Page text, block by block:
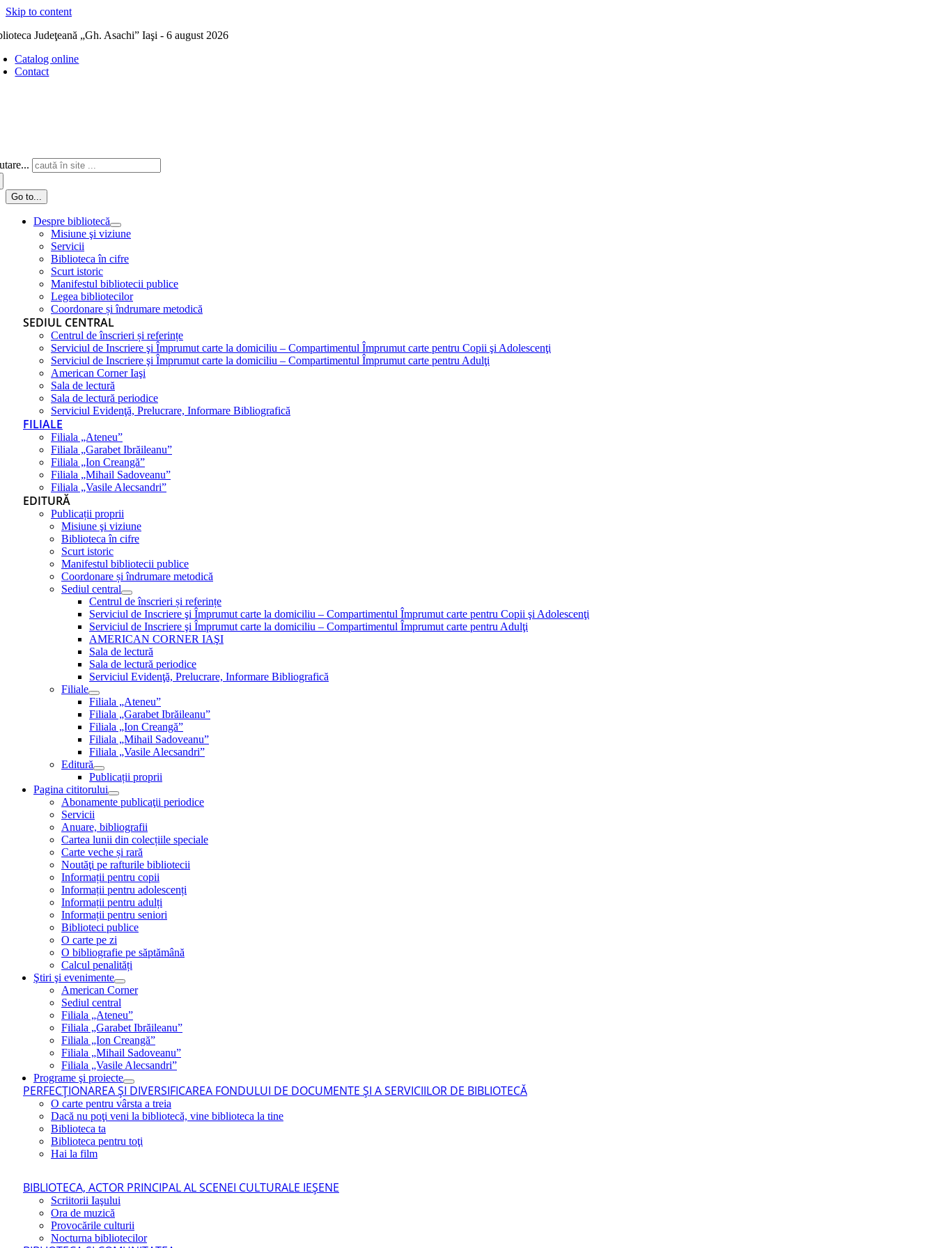
Skip to content
Judeţeană „Gh. Asachi” Iaşi - 6 august 2026
Catalog online
Contact
Go to...
Despre bibliotecă
Misiune şi viziune
Servicii
Biblioteca în cifre
Scurt istoric
Manifestul bibliotecii publice
Legea bibliotecilor
Coordonare și îndrumare metodică
SEDIUL CENTRAL
Centrul de înscrieri și referințe
Serviciul de Inscriere şi Împrumut carte la domiciliu – Compartimentul Împrumut carte pentru Copii şi Adolescenţi
Serviciul de Inscriere şi Împrumut carte la domiciliu – Compartimentul Împrumut carte pentru Adulţi
American Corner Iaşi
Sala de lectură
Sala de lectură periodice
Serviciul Evidenţă, Prelucrare, Informare Bibliografică
FILIALE
Filiala „Ateneu”
Filiala „Garabet Ibrăileanu”
Filiala „Ion Creangă”
Filiala „Mihail Sadoveanu”
Filiala „Vasile Alecsandri”
EDITURĂ
Publicații proprii
Misiune şi viziune
Biblioteca în cifre
Scurt istoric
Manifestul bibliotecii publice
Coordonare și îndrumare metodică
Sediul central
Centrul de înscrieri și referințe
Serviciul de Inscriere şi Împrumut carte la domiciliu – Compartimentul Împrumut carte pentru Copii şi Adolescenţi
Serviciul de Inscriere şi Împrumut carte la domiciliu – Compartimentul Împrumut carte pentru Adulţi
AMERICAN CORNER IAŞI
Sala de lectură
Sala de lectură periodice
Serviciul Evidenţă, Prelucrare, Informare Bibliografică
Filiale
Filiala „Ateneu”
Filiala „Garabet Ibrăileanu”
Filiala „Ion Creangă”
Filiala „Mihail Sadoveanu”
Filiala „Vasile Alecsandri”
Editură
Publicații proprii
Pagina cititorului
Abonamente publicaţii periodice
Servicii
Anuare, bibliografii
Cartea lunii din colecțiile speciale
Carte veche și rară
Noutăţi pe rafturile bibliotecii
Informații pentru copii
Informații pentru adolescenți
Informații pentru adulți
Informații pentru seniori
Biblioteci publice
O carte pe zi
O bibliografie pe săptămână
Calcul penalități
Ştiri şi evenimente
American Corner
Sediul central
Filiala „Ateneu”
Filiala „Garabet Ibrăileanu”
Filiala „Ion Creangă”
Filiala „Mihail Sadoveanu”
Filiala „Vasile Alecsandri”
Programe şi proiecte
PERFECŢIONAREA ŞI DIVERSIFICAREA FONDULUI DE DOCUMENTE ŞI A SERVICIILOR DE BIBLIOTECĂ
O carte pentru vârsta a treia
Dacă nu poţi veni la bibliotecă, vine biblioteca la tine
Biblioteca ta
Biblioteca pentru toţi
Hai la film
BIBLIOTECA, ACTOR PRINCIPAL AL SCENEI CULTURALE IEŞENE
Scriitorii Iaşului
Ora de muzică
Provocările culturii
Nocturna bibliotecilor